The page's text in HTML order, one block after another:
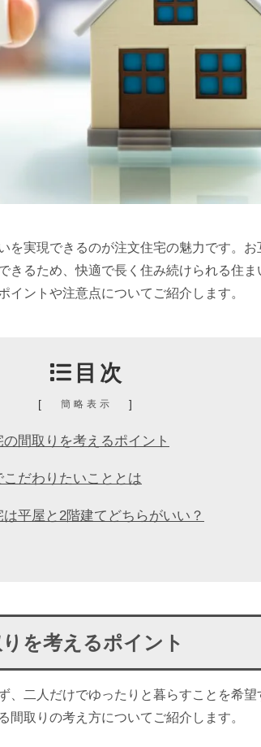
を実現できるのが注文住宅の魅力です。
きるため、快適で長く住み続けられる住
ントや注意点についてご紹介します。
目次
[ 簡略表示 ]
間取りを考えるポイント
だわりたいこととは
平屋と2階建てどちらがいい？
を考えるポイント
、二人だけでゆったりと暮らすことを希望
取りの考え方についてご紹介します。